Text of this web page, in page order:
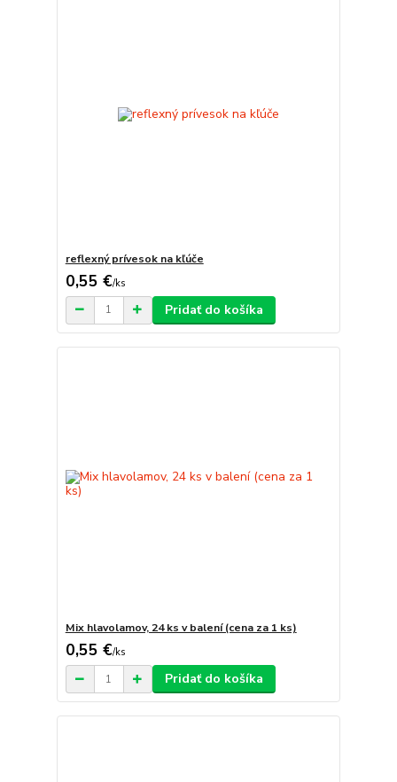
reflexný prívesok na kľúče
0,55 €/ks
Pridať do košíka
Mix hlavolamov, 24 ks v balení (cena za 1 ks)
0,55 €/ks
Pridať do košíka